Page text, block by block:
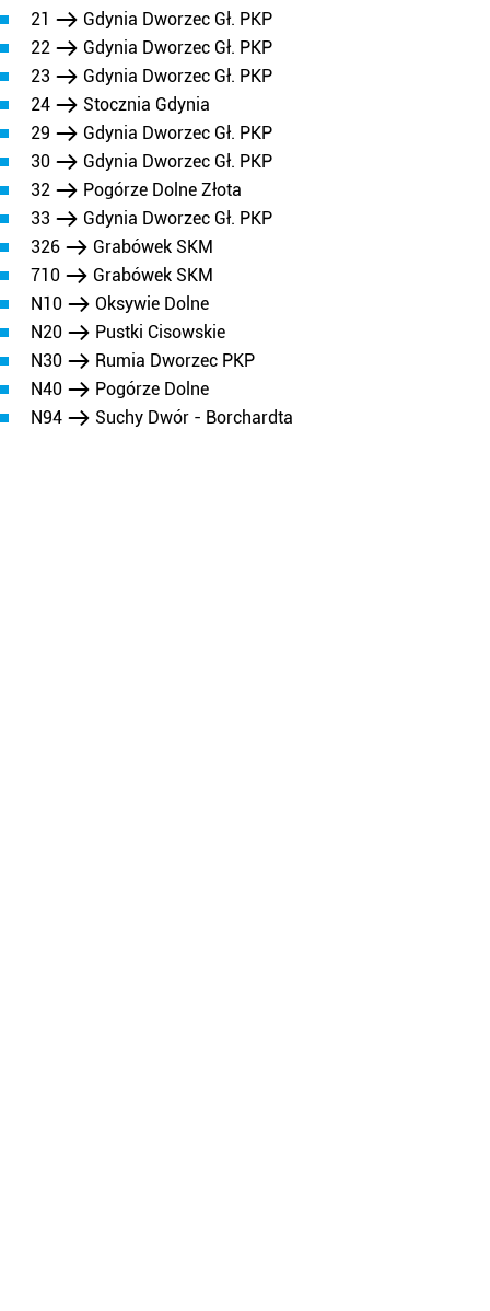
21
Gdynia Dworzec Gł. PKP
22
Gdynia Dworzec Gł. PKP
23
Gdynia Dworzec Gł. PKP
24
Stocznia Gdynia
29
Gdynia Dworzec Gł. PKP
30
Gdynia Dworzec Gł. PKP
32
Pogórze Dolne Złota
33
Gdynia Dworzec Gł. PKP
326
Grabówek SKM
710
Grabówek SKM
N10
Oksywie Dolne
N20
Pustki Cisowskie
N30
Rumia Dworzec PKP
N40
Pogórze Dolne
N94
Suchy Dwór - Borchardta